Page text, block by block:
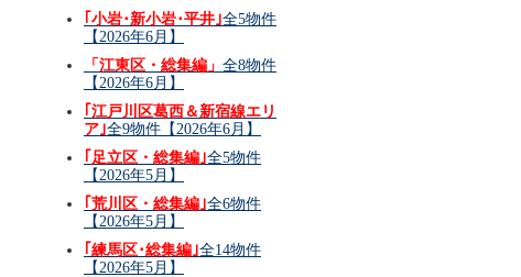
｢小岩･新小岩･平井｣全5物件
【2026年6月】
「江東区・総集編」 全8物件
【2026年6月】
｢江戸川区葛西＆新宿線エリ
ア｣全9物件【2026年6月】
｢足立区・総集編｣全5物件
【2026年5月】
｢荒川区・総集編｣全6物件
【2026年5月】
｢練馬区･総集編｣全14物件
【2026年5月】